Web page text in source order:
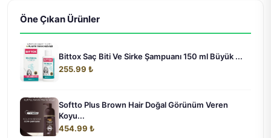
Öne Çıkan Ürünler
Bittox Saç Biti Ve Sirke Şampuanı 150 ml Büyük ...
255.99 ₺
Softto Plus Brown Hair Doğal Görünüm Veren
Koyu...
454.99 ₺